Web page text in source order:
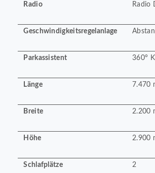
Radio Radio
Geschwindigkeitsregelanlage
Parkassistent 360°
Länge 7.470
Breite 2.200
Höhe 2.900
Schlafplätze 2